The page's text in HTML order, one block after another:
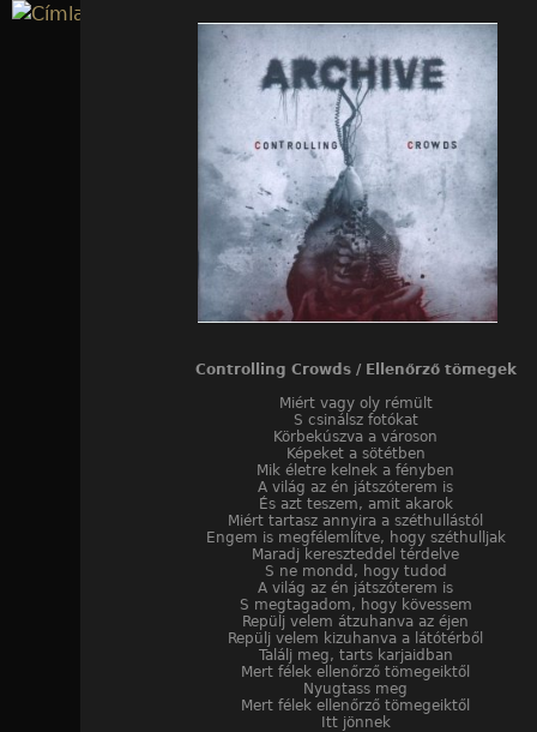
Controlling Crowds / Ellenőrző tömegek
Miért vagy oly rémült
S csinálsz fotókat
Körbekúszva a városon
Képeket a sötétben
Mik életre kelnek a fényben
A világ az én játszóterem is
És azt teszem, amit akarok
Miért tartasz annyira a széthullástól
Engem is megfélemlítve, hogy széthulljak
Maradj kereszteddel térdelve
S ne mondd, hogy tudod
A világ az én játszóterem is
S megtagadom, hogy kövessem
Repülj velem átzuhanva az éjen
Repülj velem kizuhanva a látótérből
Találj meg, tarts karjaidban
Mert félek ellenőrző tömegeiktől
Nyugtass meg
Mert félek ellenőrző tömegeiktől
Itt jönnek